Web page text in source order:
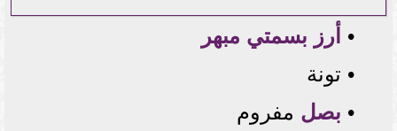
• أرز بسمتي مبهر
• تونة
• بصل مفروم